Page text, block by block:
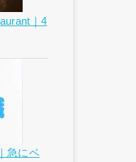
｜4
急にベ